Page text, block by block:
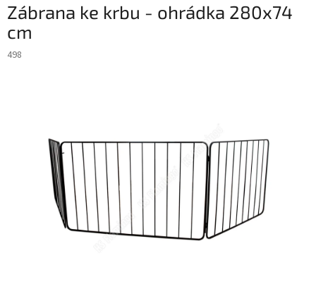
Zábrana ke krbu - ohrádka 280x74
cm
498